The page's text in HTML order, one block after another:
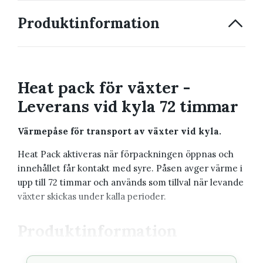
Produktinformation
Heat pack för växter -
Leverans vid kyla 72 timmar
Värmepåse för transport av växter vid kyla.
Heat Pack aktiveras när förpackningen öppnas och
innehållet får kontakt med syre. Påsen avger värme i
upp till 72 timmar och används som tillval när levande
växter skickas under kalla perioder.
Produktinformation
Värmetid